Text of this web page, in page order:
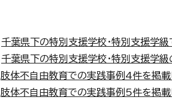
千葉県下の特別支援学校・特別支援学
千葉県下の特別支援学校・特別支援学
肢体不自由教育での実践事例4件を掲載
肢体不自由教育での実践事例5件を掲載